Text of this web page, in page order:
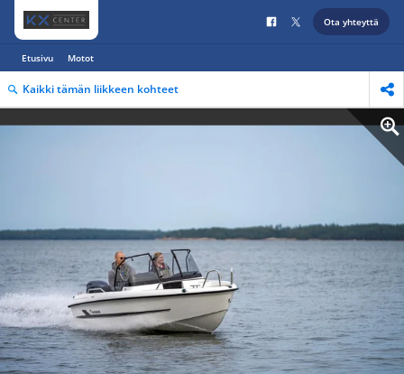
Ota yhteyttä
Etusivu Motot
Kaikki tämän liikkeen kohteet